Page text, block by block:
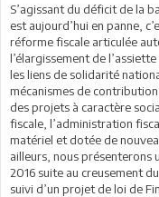
S’agissant du déficit de la
est aujourd’hui en panne,
réforme fiscale articulée
l’élargissement de
les liens de solidarité
mécanismes de
des projets à caractère
fiscale, l’administration
matériel et dotée de
ailleurs, nous présenterons
2016 suite au creusement
suivi d’un projet de loi de